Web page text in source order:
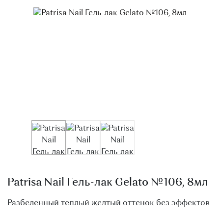
НОВИНКИ
Patrisa Nail Гель-лак Gelato №106, 8мл
Разбеленный теплый желтый оттенок без эффектов